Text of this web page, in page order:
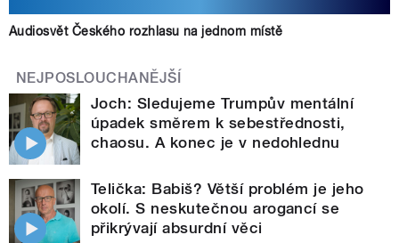
Audiosvět Českého rozhlasu na jednom místě
NEJPOSLOUCHANĚJŠÍ
Joch: Sledujeme Trumpův mentální
úpadek směrem k sebestřednosti,
chaosu. A konec je v nedohlednu
Telička: Babiš? Větší problém je jeho
okolí. S neskutečnou arogancí se
přikrývají absurdní věci